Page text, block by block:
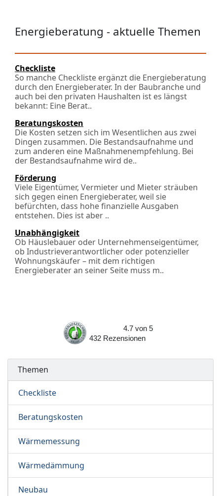
Energieberatung - aktuelle Themen
Checkliste
So manche Checkliste ergänzt die Energieberatung
durch den Energieberater. In der Baubranche und
auch bei den privaten Haushalten ist es längst
bekannt: Eine Berat..
Beratungskosten
Die Kosten setzen sich im Wesentlichen aus zwei
Dingen zusammen. Die Bestands­aufnahme und
zum anderen eine Maßnahmen­empfehlung. Bei
der Bestandsaufnahme wird de..
Förderung
Viele Eigentümer, Vermieter und Mieter sträuben
sich gegen einen Energieberater, weil sie
befürchten, dass hohe finanzielle Ausgaben
entstehen. Dies ist aber ..
Unabhängigkeit
Ob Häuslebauer oder Unternehmenseigentümer,
ob Industrieverantwortlicher oder potenzieller
Wohnungskäufer – mit dem richtigen
Energieberater an seiner Seite muss m..
4.7 von 5
432
Rezensionen
Themen
Checkliste
Beratungskosten
Wärmemessung
Wärmedämmung
Neubau